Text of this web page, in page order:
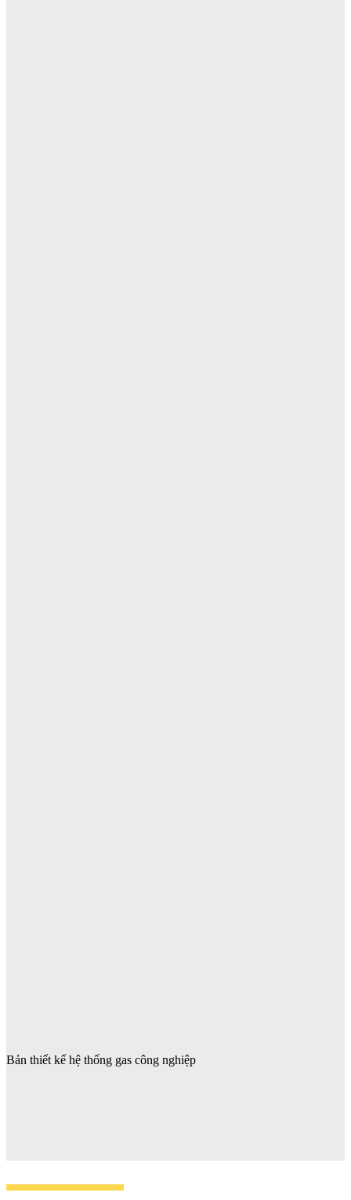
Bản thiết kế hệ thống gas công nghiệp